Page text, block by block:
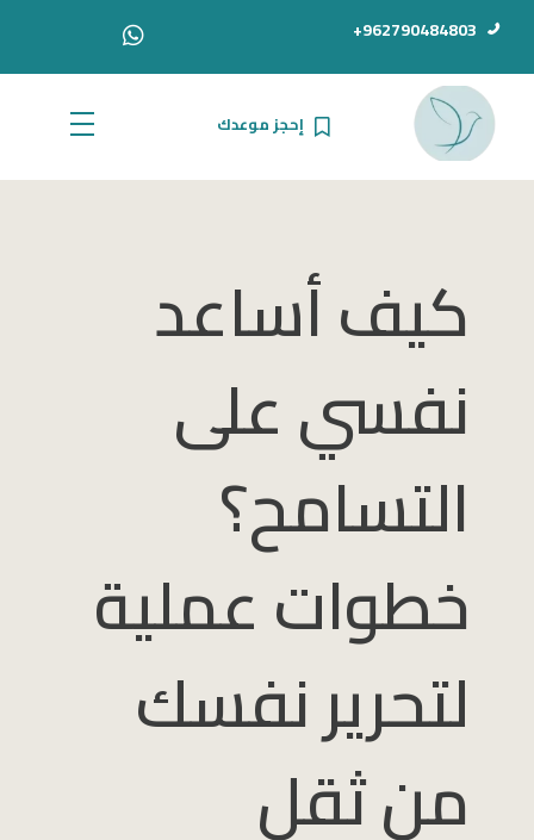
962790484803+
الدكتور أحمد سامي دبور
إحجز موعدك
كيف أساعد
نفسي على
التسامح؟
خطوات عملية
لتحرير نفسك
من ثقل